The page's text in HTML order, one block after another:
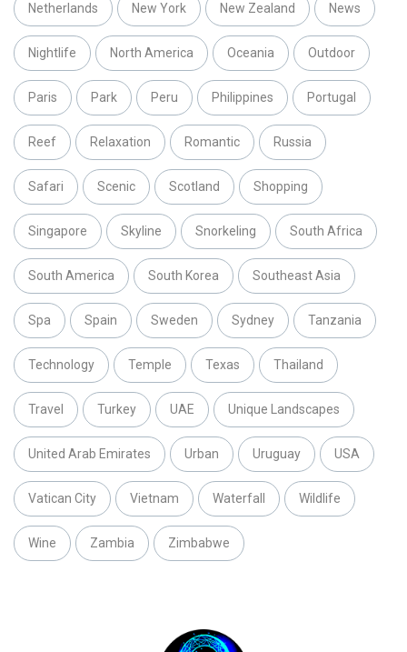
Netherlands New York New Zealand News
Nightlife North America Oceania Outdoor
Paris Park Peru Philippines Portugal
Reef Relaxation Romantic Russia
Safari Scenic Scotland Shopping
Singapore Skyline Snorkeling South Africa
South America South Korea Southeast Asia
Spa Spain Sweden Sydney Tanzania
Technology Temple Texas Thailand
Travel Turkey UAE Unique Landscapes
United Arab Emirates Urban Uruguay USA
Vatican City Vietnam Waterfall Wildlife
Wine Zambia Zimbabwe